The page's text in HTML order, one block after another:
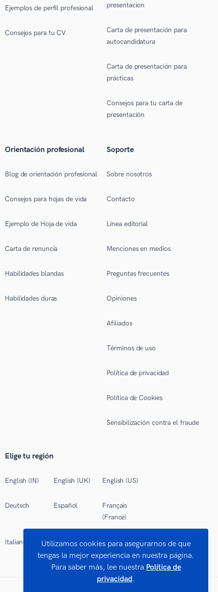
Ejemplos de perfil profesional
Consejos para tu CV
presentacion
Carta de presentación para
autocandidatura
Carta de presentación para
prácticas
Consejos para tu carta de
presentación
Orientación profesional
Blog de orientación profesional
Consejos para hojas de vida
Ejemplo de Hoja de vida
Carta de renuncia
Habilidades blandas
Habilidades duras
Soporte
Sobre nosotros
Contacto
Línea editorial
Menciones en medios
Preguntas frecuentes
Opiniones
Afiliados
Términos de uso
Política de privacidad
Política de Cookies
Sensibilización contra el fraude
Elige tu región
English (IN) English (UK) English (US)
Deutsch Español
Français
(France)
Italiano Polski
Português
(Brasil)
Utilizamos cookies para asegurarnos de que
tengas la mejor experiencia en nuestra página.
Para saber más, lee nuestra Política de
privacidad.